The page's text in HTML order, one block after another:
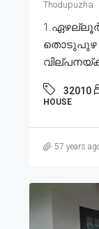
Thodupuzha
തൊടുപുഴ
32010
HOUSE
57 years